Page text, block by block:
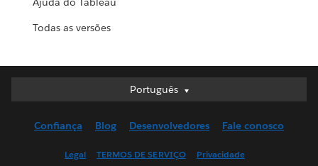
Todas as versões
Português
Português
English (UK)
Confiança Blog Desenvolvedores Fale conosco
Legal TERMOS DE SERVIÇO Privacidade